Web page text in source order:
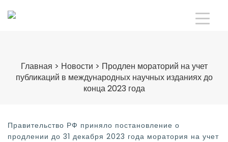
Главная > Новости > Продлен мораторий на учет
публикаций в международных научных изданиях до
конца 2023 года
Правительство РФ приняло постановление о
продлении до 31 декабря 2023 года моратория на учет